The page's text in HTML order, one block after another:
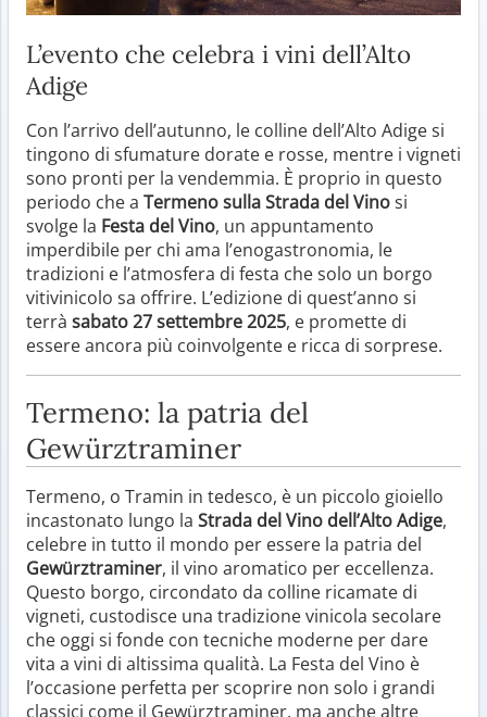
L’evento che celebra i vini dell’Alto
Adige
Con l’arrivo dell’autunno, le colline dell’Alto Adige si
tingono di sfumature dorate e rosse, mentre i vigneti
sono pronti per la vendemmia. È proprio in questo
periodo che a Termeno sulla Strada del Vinosi
svolge la Festa del Vino, un appuntamento
imperdibile per chi ama l’enogastronomia, le
tradizioni e l’atmosfera di festa che solo un borgo
vitivinicolo sa offrire. L’edizione di quest’anno si
terrà sabato 27 settembre 2025, e promette di
essere ancora più coinvolgente e ricca di sorprese.
Termeno: la patria del
Gewürztraminer
Termeno, o Tramin in tedesco, è un piccolo gioiello
incastonato lungo la Strada del Vino dell’Alto Adige,
celebre in tutto il mondo per essere la patria del
Gewürztraminer, il vino aromatico per eccellenza.
Questo borgo, circondato da colline ricamate di
vigneti, custodisce una tradizione vinicola secolare
che oggi si fonde con tecniche moderne per dare
vita a vini di altissima qualità. La Festa del Vino è
l’occasione perfetta per scoprire non solo i grandi
classici come il Gewürztraminer, ma anche altre